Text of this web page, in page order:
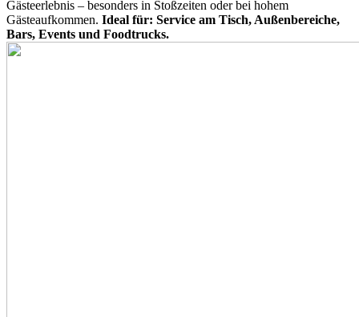
Gästeerlebnis – besonders in Stoßzeiten oder bei hohem
Gästeaufkommen. Ideal für: Service am Tisch, Außenbereiche,
Bars, Events und Foodtrucks.